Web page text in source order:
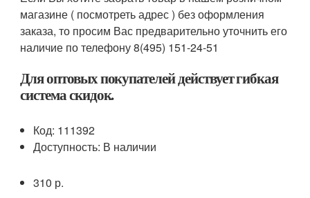
магазине ( посмотреть адрес ) без оформления
заказа, то просим Вас предварительно уточнить его
наличие по телефону 8(495) 151-24-51
Для оптовых покупателей действует гибкая
система скидок.
Код: 111392
Доступность: В наличии
310 р.